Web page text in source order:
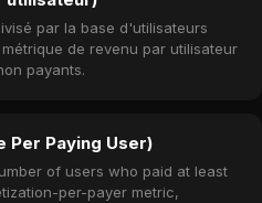
par la base d'utilisateurs
de revenu par utilisateur
payants.
Per Paying User)
of users who paid at least
per-payer metric,